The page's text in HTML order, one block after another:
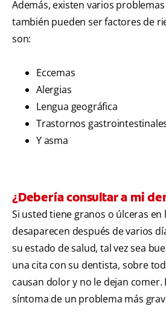
Además, existen varios
también pueden ser factores de
son:
Eccemas
Alergias
Lengua geográfica
Trastornos
Y asma
¿Debería consultar a mi
Si usted tiene granos o úlceras en
desaparecen después de varios
su estado de salud, tal vez sea
una cita con su dentista, sobre
causan dolor y no le dejan
síntoma de un problema más